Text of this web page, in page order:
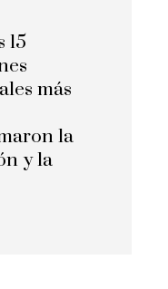
15
más
la
y la